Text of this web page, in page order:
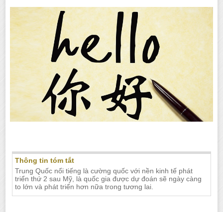
Thông tin tóm tắt
Trung Quốc nổi tiếng là cường quốc với nền kinh tế phát
triển thứ 2 sau Mỹ, là quốc gia được dự đoán sẽ ngày càng
to lớn và phát triển hơn nữa trong tương lai.